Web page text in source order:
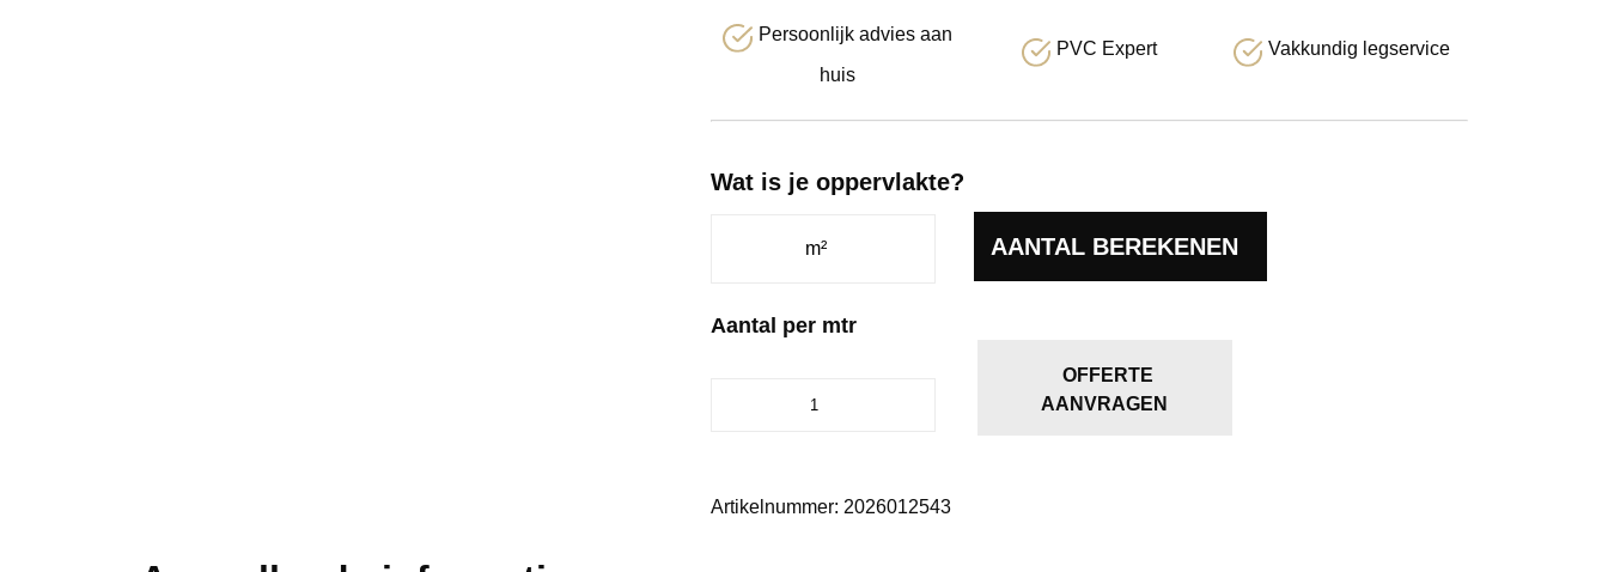
Persoonlijk advies aan
huis
PVC Expert Vakkundig legservice
Wat is je oppervlakte?
AANTAL BEREKENEN
Aantal per mtr
OFFERTE
AANVRAGEN
Artikelnummer: 2026012543